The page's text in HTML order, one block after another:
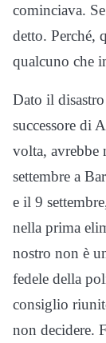
cominciava.
detto. Perché,
qualcuno che
Dato il
successore di
volta,
settembre a
e il 9
nella prima
nostro non è
fedele della
consiglio
non decidere.